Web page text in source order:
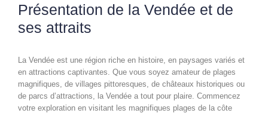
Présentation de la Vendée et de
ses attraits
La Vendée est une région riche en histoire, en paysages variés et
en attractions captivantes. Que vous soyez amateur de plages
magnifiques, de villages pittoresques, de châteaux historiques ou
de parcs d’attractions, la Vendée a tout pour plaire. Commencez
votre exploration en visitant les magnifiques plages de la côte